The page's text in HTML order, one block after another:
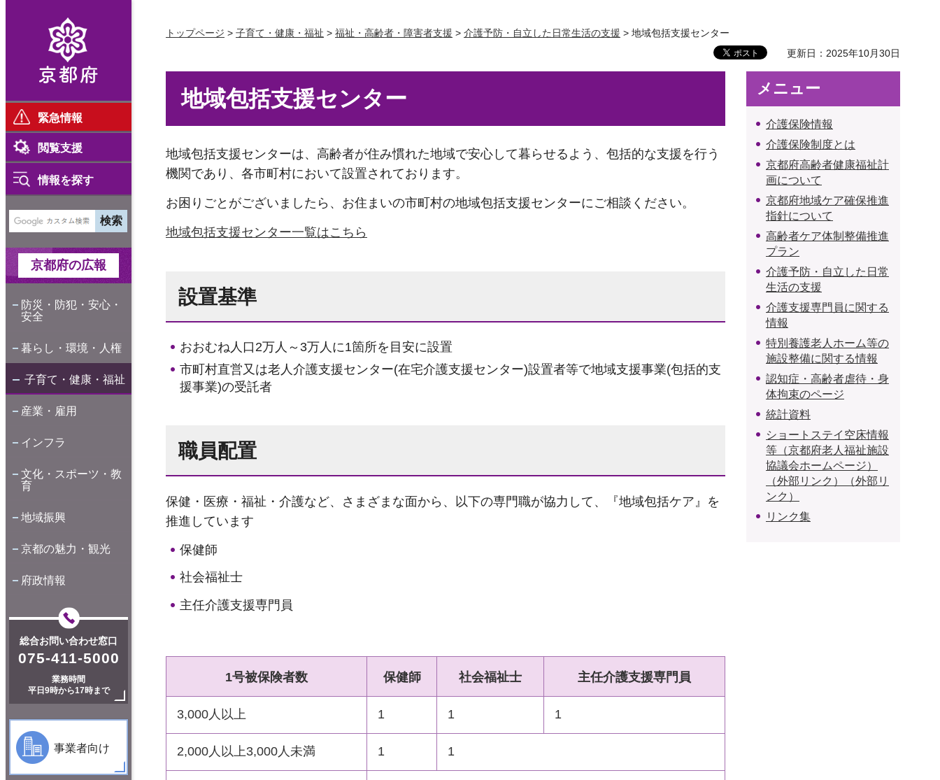
緊急情報
閲覧支援
情報を探す
京都府の広報
防災・防犯・安心・
安全
暮らし・環境・人権
子育て・健康・福祉
産業・雇用
インフラ
文化・スポーツ・教
育
地域振興
京都の魅力・観光
府政情報
総合お問い合わせ窓口
075-411-5000
業務時間
平日9時から17時まで
事業者向け
トップページ > 子育て・健康・福祉 > 福祉・高齢者・障害者支援 > 介護予防・自立した日常生活の支援 > 地域包括支援センター
更新日：2025年10月30日
地域包括支援センター
地域包括支援センターは、高齢者が住み慣れた地域で安心して暮らせるよう、包括的な支援を行う
機関であり、各市町村において設置されております。
お困りごとがございましたら、お住まいの市町村の地域包括支援センターにご相談ください。
地域包括支援センター一覧はこちら
設置基準
おおむね人口2万人～3万人に1箇所を目安に設置
市町村直営又は老人介護支援センター(在宅介護支援センター)設置者等で地域支援事業(包括的支
援事業)の受託者
職員配置
保健・医療・福祉・介護など、さまざまな面から、以下の専門職が協力して、『地域包括ケア』を
推進しています
保健師
社会福祉士
主任介護支援専門員
1号被保険者数 保健師 社会福祉士 主任介護支援専門員
3,000人以上 1 1 1
2,000人以上3,000人未満 1 1
メニュー
介護保険情報
介護保険制度とは
京都府高齢者健康福祉計
画について
京都府地域ケア確保推進
指針について
高齢者ケア体制整備推進
プラン
介護予防・自立した日常
生活の支援
介護支援専門員に関する
情報
特別養護老人ホーム等の
施設整備に関する情報
認知症・高齢者虐待・身
体拘束のページ
統計資料
ショートステイ空床情報
等（京都府老人福祉施設
協議会ホームページ）
（外部リンク）（外部リ
ンク）
リンク集